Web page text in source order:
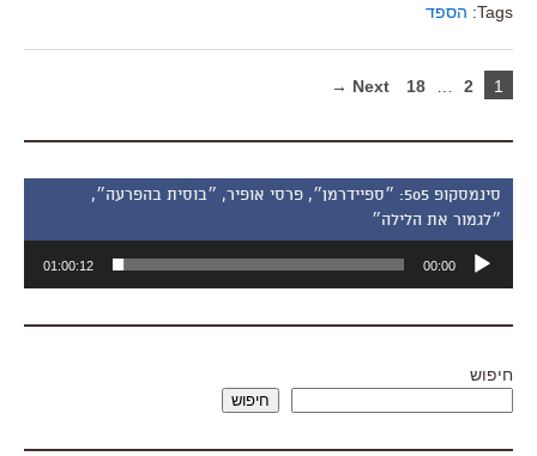
Tags: הספד
1
2
18
Next →
סינמסקופ 505: ״ספיידרמן״, פרסי אופיר, ״בוסית בהפרעה״,
״לגמור את הלילה״
אודיו
00:00
01:00:12
חיפוש
חיפוש